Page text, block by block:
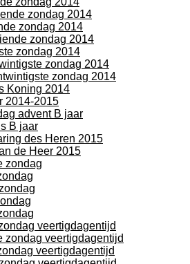
zondag 2014
zondag 2014
zondag 2014
zondag 2014
zondag 2014
zondag 2014
Koning 2014
2014-2015
advent B jaar
B jaar
des Heren 2015
de Heer 2015
zondag
veertigdagentijd
zondag veertigdagentijd
veertigdagentijd